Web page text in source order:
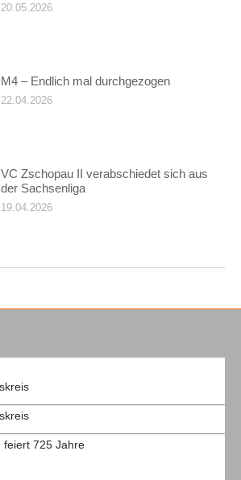
20.05.2026
M4 – Endlich mal durchgezogen
22.04.2026
VC Zschopau II verabschiedet sich aus
der Sachsenliga
19.04.2026